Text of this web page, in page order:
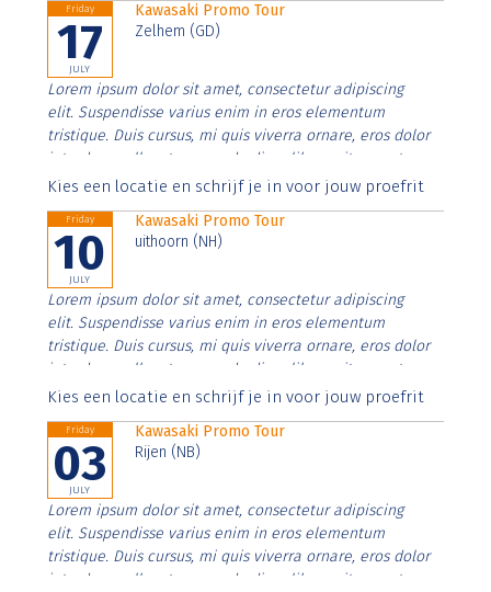
Friday
17
JULY
Kawasaki Promo Tour
Zelhem (GD)
Lorem ipsum dolor sit amet, consectetur adipiscing
elit. Suspendisse varius enim in eros elementum
tristique. Duis cursus, mi quis viverra ornare, eros dolor
interdum nulla, ut commodo diam libero vitae erat.
Aenean faucibus nibh et justo cursus id rutrum lorem
Kies een locatie en schrijf je in voor jouw proefrit
Friday
10
JULY
Kawasaki Promo Tour
uithoorn (NH)
Lorem ipsum dolor sit amet, consectetur adipiscing
elit. Suspendisse varius enim in eros elementum
tristique. Duis cursus, mi quis viverra ornare, eros dolor
interdum nulla, ut commodo diam libero vitae erat.
Aenean faucibus nibh et justo cursus id rutrum lorem
Kies een locatie en schrijf je in voor jouw proefrit
Friday
03
JULY
Kawasaki Promo Tour
Rijen (NB)
Lorem ipsum dolor sit amet, consectetur adipiscing
elit. Suspendisse varius enim in eros elementum
tristique. Duis cursus, mi quis viverra ornare, eros dolor
interdum nulla, ut commodo diam libero vitae erat.